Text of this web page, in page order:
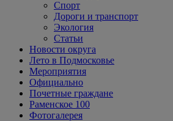
Спорт
Дороги и транспорт
Экология
Статьи
Новости округа
Лето в Подмосковье
Мероприятия
Официально
Почетные граждане
Раменское 100
Фотогалерея